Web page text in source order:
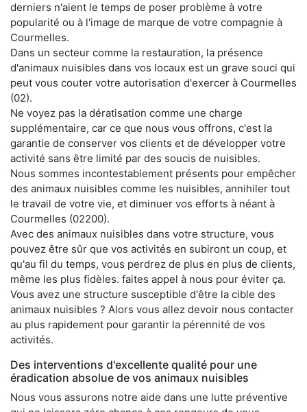
derniers n'aient le temps de poser problème à votre
popularité ou à l'image de marque de votre compagnie à
Courmelles.
Dans un secteur comme la restauration, la présence
d'animaux nuisibles dans vos locaux est un grave souci qui
peut vous couter votre autorisation d'exercer à Courmelles
(02).
Ne voyez pas la dératisation comme une charge
supplémentaire, car ce que nous vous offrons, c'est la
garantie de conserver vos clients et de développer votre
activité sans être limité par des soucis de nuisibles.
Nous sommes incontestablement présents pour empêcher
des animaux nuisibles comme les nuisibles, annihiler tout
le travail de votre vie, et diminuer vos efforts à néant à
Courmelles (02200).
Avec des animaux nuisibles dans votre structure, vous
pouvez être sûr que vos activités en subiront un coup, et
qu'au fil du temps, vous perdrez de plus en plus de clients,
même les plus fidèles. faites appel à nous pour éviter ça.
Vous avez une structure susceptible d'être la cible des
animaux nuisibles ? Alors vous allez devoir nous contacter
au plus rapidement pour garantir la pérennité de vos
activités.
Des interventions d'excellente qualité pour une
éradication absolue de vos animaux nuisibles
Nous vous assurons notre aide dans une lutte préventive